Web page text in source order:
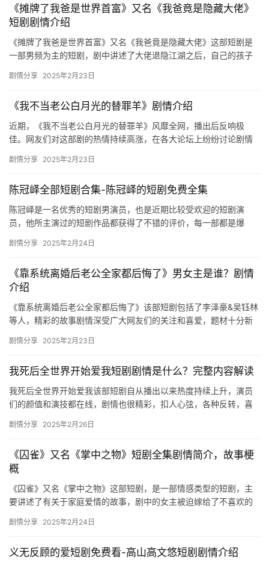
《摊牌了我爸是世界首富》又名《我爸竟是隐藏大佬》
短剧剧情介绍
《摊牌了我爸是世界首富》又名《我爸竟是隐藏大佬》这部短剧是
一部男频为主的短剧，剧中讲述了大佬退隐江湖之后，自己的孩子
切…
剧情分享 2025年2月23日
《我不当老公白月光的替罪羊》剧情介绍
近期，《我不当老公白月光的替罪羊》风靡全网，播出后反响极
佳。网友们对这部剧的热情持续高涨，在各大论坛上纷纷讨论剧情
剧情分享 2025年2月23日
陈冠峄全部短剧合集-陈冠峄的短剧免费全集
陈冠峄是一名优秀的短剧男演员，也是近期比较受欢迎的短剧演
员，他所主演过的短剧作品都获得了不错的评价，每一部都是爆
峄作品合…
剧情分享 2025年2月24日
《靠系统离婚后老公全家都后悔了》男女主是谁？剧情
介绍
《靠系统离婚后老公全家都后悔了》该部短剧包括了李泽豪&吴钰林
等人，精彩的故事剧情深受广大网友们的关注和喜爱，题材十分新
剧情分享 2025年2月23日
我死后全世界开始爱我短剧剧情是什么？完整内容解读
我死后全世界开始爱我该部短剧自从播出以来热度持续上升，演员
们的颜值和演技都在线，剧情也很精彩，扣人心弦，各种反转，喜
嫌…
剧情分享 2025年2月26日
《囚雀》又名《掌中之物》短剧全集剧情简介，故事梗
概
《囚雀》又名《掌中之物》这部短剧，是一部情感类型的短剧，主
要讲述了有关于家庭爱情的故事，剧中的女主被迫嫁给了不喜欢的
后，开…
剧情分享 2025年2月24日
义无反顾的爱短剧免费看-高山高文悠短剧剧情介绍